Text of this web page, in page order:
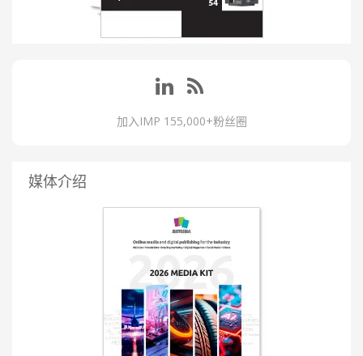
加入IMP 155,000+粉丝圈
媒体介绍